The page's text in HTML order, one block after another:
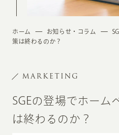
ホーム お知らせ・コラム
策は終わるのか？
MARKETING
SGEの登場でホーム
は終わるのか？